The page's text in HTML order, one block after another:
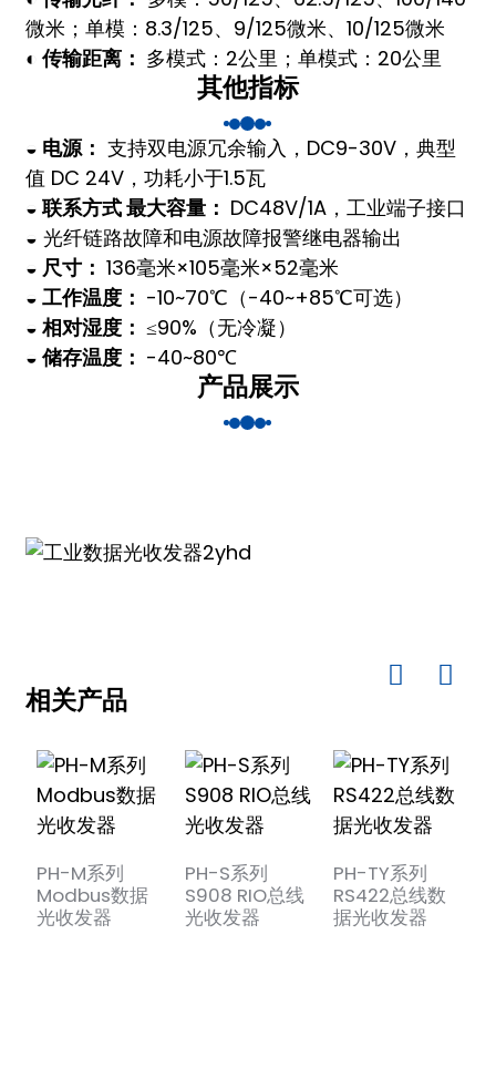
微米；单模：8.3/125、9/125微米、10/125微米
◐ 传输距离： 多模式：2公里；单模式：20公里
其他指标
◒ 电源： 支持双电源冗余输入， DC9-30V，典型
值 DC 24V，功耗小于1.5瓦
◒ 联系方式 最大容量： DC48V/1A，工业端子接口
◒ 光纤链路故障和电源故障报警继电器输出
◒ 尺寸： 136毫米×105毫米×52毫米
◒ 工作温度： -10~70℃（-40~+85℃可选）
◒ 相对湿度： ≤90%（无冷凝）
◒ 储存温度： -40~80℃
产品展示
相关产品
PH-M系列
Modbus数据
光收发器
PH-S系列
S908 RIO总线
光收发器
PH-TY系列
RS422总线数
据光收发器